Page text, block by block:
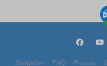
Ratgeber FAQ Presse